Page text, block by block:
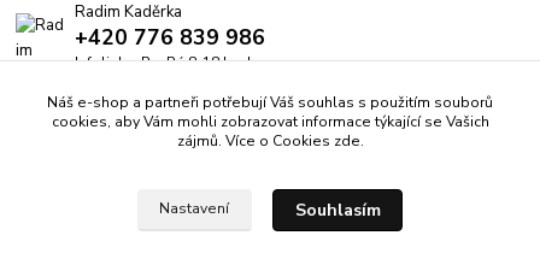
Radim Kaděrka
+420 776 839 986
Infolinka: Po-Pá 8-18 hod.
info@pricniky.cz
Náš e-shop a partneři potřebují Váš souhlas s použitím souborů
cookies, aby Vám mohli zobrazovat informace týkající se Vašich
zájmů. Více o Cookies zde.
Nastavení Souhlasím